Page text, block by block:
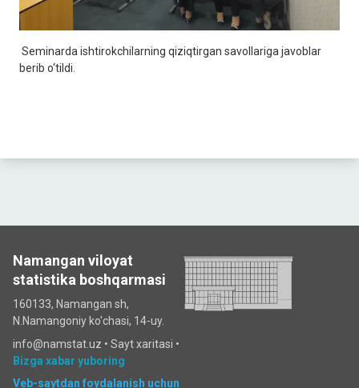
Seminarda ishtirokchilarning qiziqtirgan savollariga javoblar
berib o‘tildi.
Namangan viloyat
statistika boshqarmasi
160133, Namangan sh,
N.Namangoniy ko'chasi, 14-uy.
info@namstat.uz • Sayt xaritasi •
Bizga xabar yuboring
Veb-saytdan foydalanish uchun